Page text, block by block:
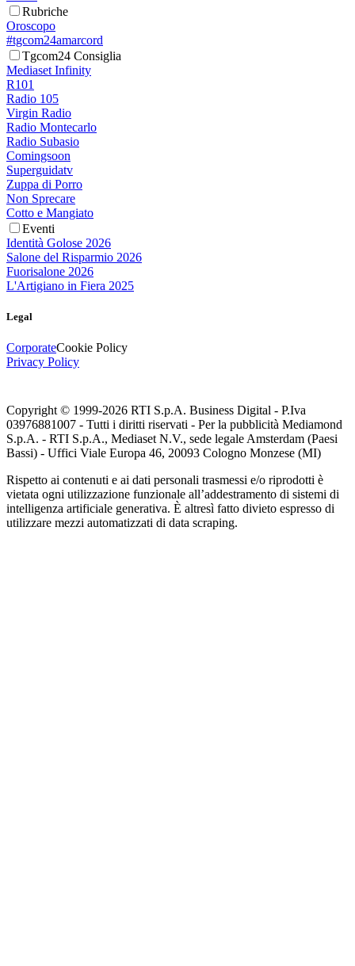
Rubriche
Oroscopo
#tgcom24amarcord
Tgcom24 Consiglia
Mediaset Infinity
R101
Radio 105
Virgin Radio
Radio Montecarlo
Radio Subasio
Comingsoon
Superguidatv
Zuppa di Porro
Non Sprecare
Cotto e Mangiato
Eventi
Identità Golose 2026
Salone del Risparmio 2026
Fuorisalone 2026
L'Artigiano in Fiera 2025
Legal
CorporateCookie Policy
Privacy Policy
Copyright © 1999-2026 RTI S.p.A. Business Digital - P.Iva
03976881007 - Tutti i diritti riservati - Per la pubblicità Mediamond
S.p.A. - RTI S.p.A., Mediaset N.V., sede legale Amsterdam (Paesi
Bassi) - Uffici Viale Europa 46, 20093 Cologno Monzese (MI)
Rispetto ai contenuti e ai dati personali trasmessi e/o riprodotti è
vietata ogni utilizzazione funzionale all’addestramento di sistemi di
intelligenza artificiale generativa. È altresì fatto divieto espresso di
utilizzare mezzi automatizzati di data scraping.